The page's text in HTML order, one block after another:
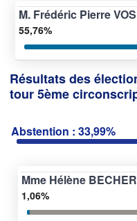
M. Frédéric Pierre VOS
55,76%
Résultats des
tour 5ème
Abstention : 33,99%
Mme Hélène
1,06%